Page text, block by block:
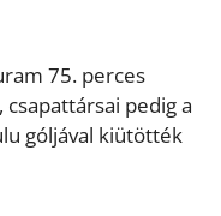
75. perces
pedig a
góljával kiütötték